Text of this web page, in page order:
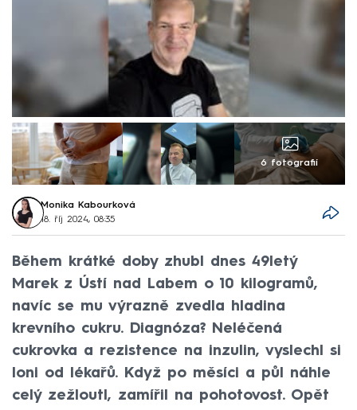
6 fotografií
Monika Kabourková
18. říj 2024, 08:35
Během krátké doby zhubl dnes 49letý
Marek z Ústí nad Labem o 10 kilogramů,
navíc se mu výrazně zvedla hladina
krevního cukru. Diagnóza? Neléčená
cukrovka a rezistence na inzulin, vyslechl si
loni od lékařů. Když po měsíci a půl náhle
celý zežloutl, zamířil na pohotovost. Opět